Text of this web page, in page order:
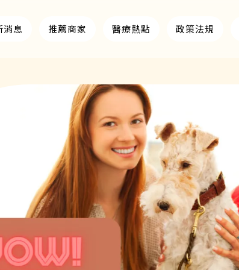
消息 推薦商家 醫療熱點 政策法規